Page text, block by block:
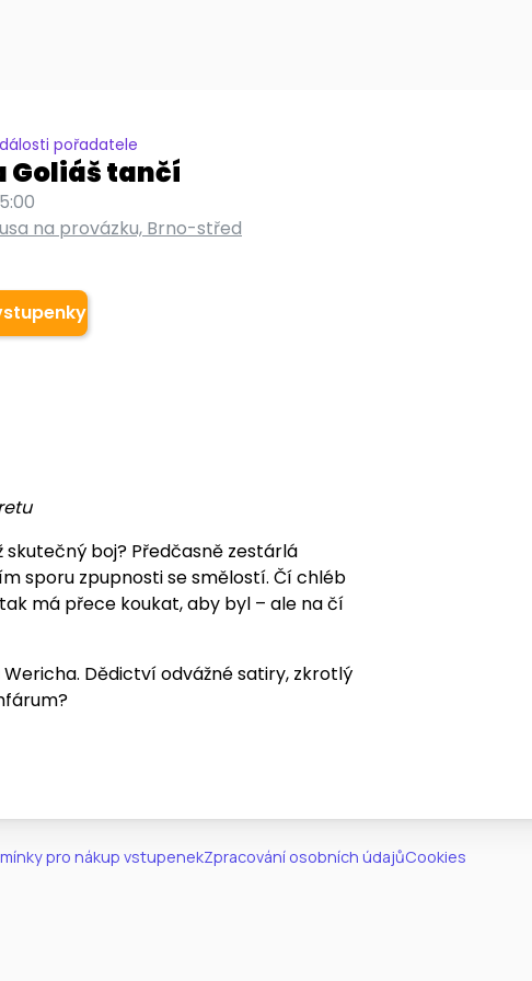
pořadatele
Goliáš tančí
na provázku, Brno-střed
boj? Předčasně zestárlá
sporu zpupnosti se smělostí. Čí chléb
má přece koukat, aby byl – ale na čí
Dědictví odvážné satiry, zkrotlý
pro nákup vstupenekZpracování osobních údajůCookies